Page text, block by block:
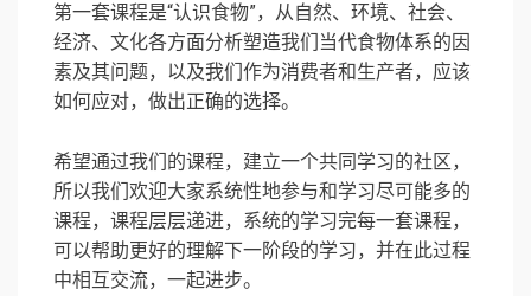
第一套课程是“认识食物”，从自然、环境、社会、
经济、文化各方面分析塑造我们当代食物体系的因
素及其问题，以及我们作为消费者和生产者，应该
如何应对，做出正确的选择。
希望通过我们的课程，建立一个共同学习的社区，
所以我们欢迎大家系统性地参与和学习尽可能多的
课程，课程层层递进，系统的学习完每一套课程，
可以帮助更好的理解下一阶段的学习，并在此过程
中相互交流，一起进步。